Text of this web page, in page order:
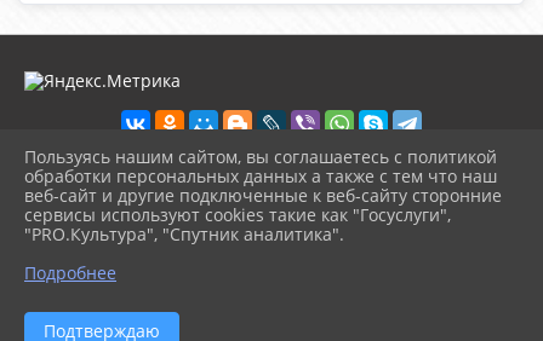
2026 г. ckd-urg.ru
Вход
Карта сайта
Политика обработки персональных данных
Сделано на KubCMS
Разработка и поддержка
Пользуясь нашим сайтом, вы соглашаетесь с политикой
обработки персональных данных а также с тем что наш
веб-сайт и другие подключенные к веб-сайту сторонние
сервисы используют cookies такие как "Госуслуги",
"PRO.Культура", "Спутник аналитика".
Подробнее
Подтверждаю